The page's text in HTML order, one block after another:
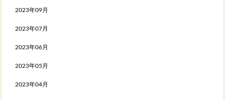
2023年09月
2023年07月
2023年06月
2023年05月
2023年04月